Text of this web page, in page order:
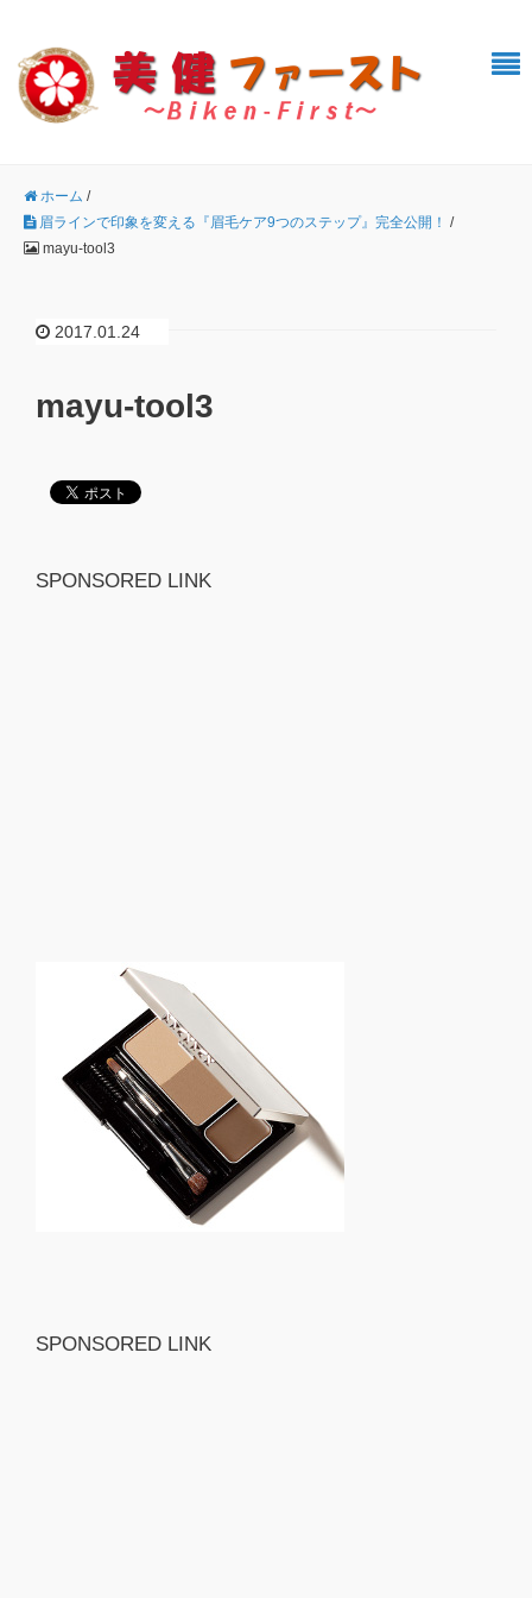
ホーム /
眉ラインで印象を変える『眉毛ケア9つのステップ』完全公開！ /
mayu-tool3
2017.01.24
mayu-tool3
SPONSORED LINK
SPONSORED LINK